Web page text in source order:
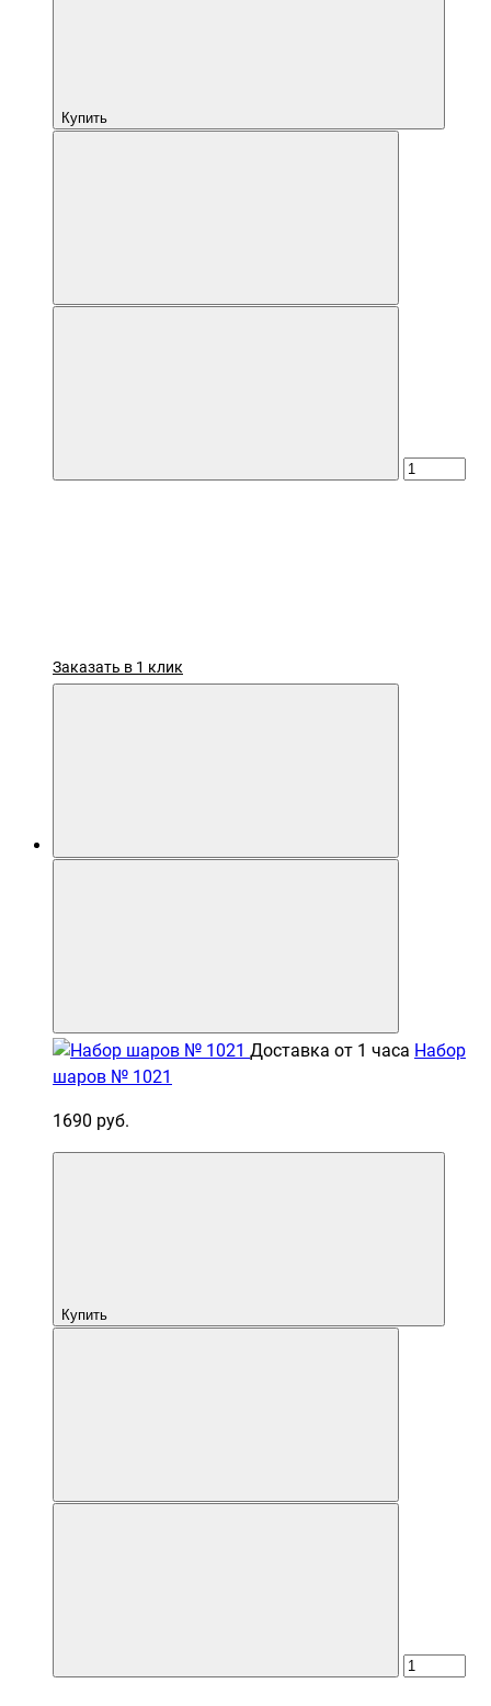
Купить
Заказать в 1 клик
Доставка от 1 часа Набор
шаров № 1021
1690 руб.
Купить